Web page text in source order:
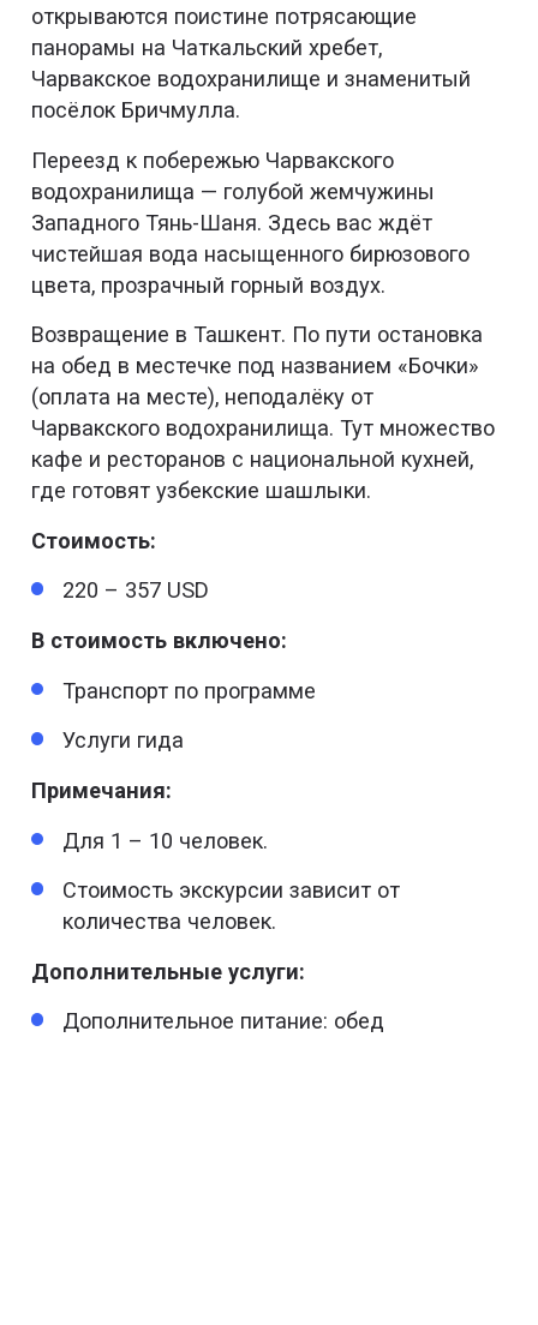
открываются поистине потрясающие
панорамы на Чаткальский хребет,
Чарвакское водохранилище и знаменитый
посёлок Бричмулла.
Переезд к побережью Чарвакского
водохранилища — голубой жемчужины
Западного Тянь-Шаня. Здесь вас ждёт
чистейшая вода насыщенного бирюзового
цвета, прозрачный горный воздух.
Возвращение в Ташкент. По пути остановка
на обед в местечке под названием «Бочки»
(оплата на месте), неподалёку от
Чарвакского водохранилища. Тут множество
кафе и ресторанов с национальной кухней,
где готовят узбекские шашлыки.
Стоимость:
220 – 357 USD
В стоимость включено:
Транспорт по программе
Услуги гида
Примечания:
Для 1 – 10 человек.
Стоимость экскурсии зависит от
количества человек.
Дополнительные услуги:
Дополнительное питание: обед